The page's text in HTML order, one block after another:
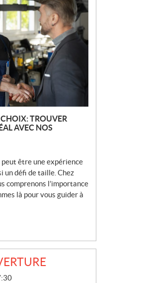
CHOIX: TROUVER
AVEC NOS
être une expérience
un défi de taille. Chez
comprenons l’importance
là pour vous guider à